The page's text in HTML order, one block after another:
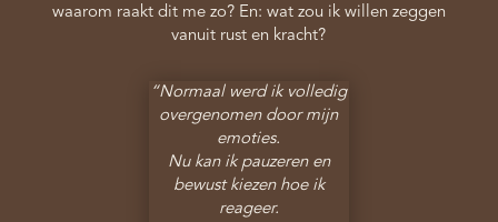
waarom raakt dit me zo? En: wat zou ik willen zeggen
vanuit rust en kracht?
“Normaal werd ik volledig
overgenomen door mijn
emoties.
Nu kan ik pauzeren en
bewust kiezen hoe ik
reageer.